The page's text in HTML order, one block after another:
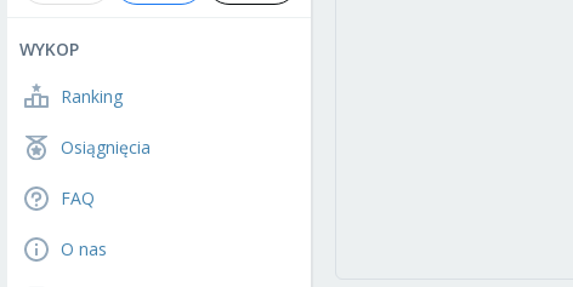
WYKOP
Ranking
Osiągnięcia
FAQ
O nas